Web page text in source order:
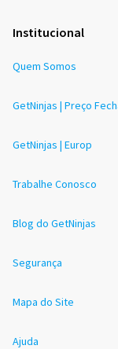
Institucional
Quem Somos
GetNinjas | Preço
GetNinjas | Europ
Trabalhe Conosco
Blog do GetNinjas
Segurança
Mapa do Site
Ajuda